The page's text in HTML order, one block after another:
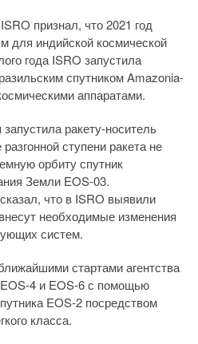
признал, что 2021 год
для индийской космической
года ISRO запустила
спутником Amazonia-
аппаратами.
ракету-носитель
ступени ракета не
орбиту спутник
Земли EOS-03.
что в ISRO выявили
необходимые изменения
систем.
стартами агентства
EOS-4 и EOS-6 с помощью
EOS-2 посредством
класса.